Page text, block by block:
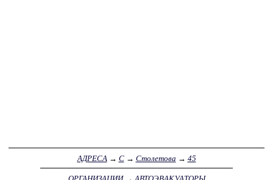
АДРЕСА → С→ Столетова → 45